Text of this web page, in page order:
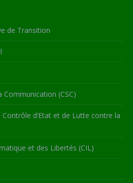
de Transition
Communication (CSC)
d’Etat et de Lutte contre la
et des Libertés (CIL)